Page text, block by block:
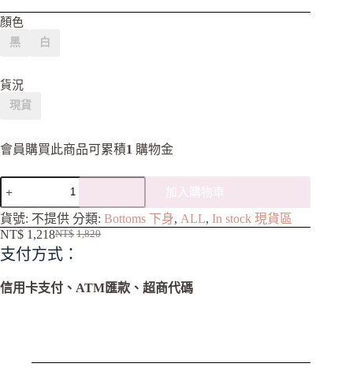
顏色
黑 白
貨況
現貨
會員購買此商品可累積1 購物金
加入購物車
A
l
e
n
貨號: 不提供 分類: Bottoms 下身, ALL, In stock 現貨區
NT$ 1,820
NT$ 1,218
支付方式：
信用卡支付、ATM匯款、超商代碼